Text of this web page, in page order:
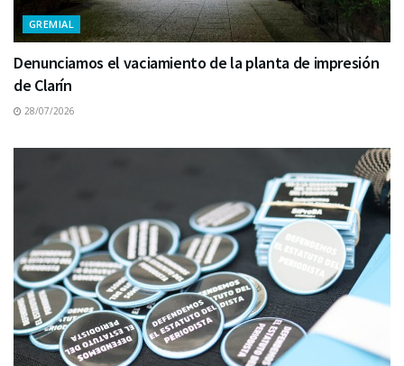
GREMIAL
Denunciamos el vaciamiento de la planta de impresión
de Clarín
28/07/2026